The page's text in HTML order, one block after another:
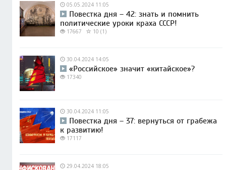
05.05.2024 11:05
Повестка дня – 42: знать и помнить
политические уроки краха СССР!
17667 10 (1)
30.04.2024 14:05
«Российское» значит «китайское»?
17340
30.04.2024 11:05
Повестка дня – 37: вернуться от грабежа
к развитию!
17117
29.04.2024 18:05